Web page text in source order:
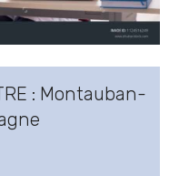
: Montauban-